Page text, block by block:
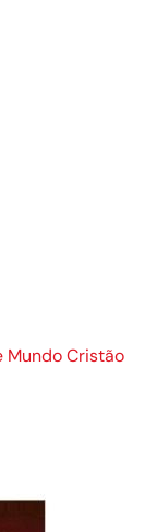
Mundo Cristão